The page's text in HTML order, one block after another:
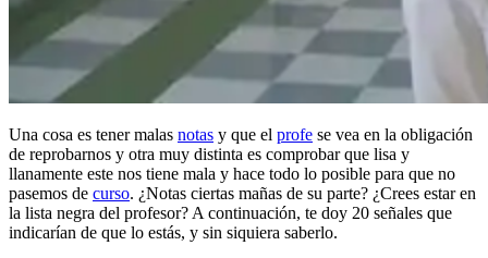
Una cosa es tener malas notas y que el profe se vea en la obligación
de reprobarnos y otra muy distinta es comprobar que lisa y
llanamente este nos tiene mala y hace todo lo posible para que no
pasemos de curso. ¿Notas ciertas mañas de su parte? ¿Crees estar en
la lista negra del profesor? A continuación, te doy 20 señales que
indicarían de que lo estás, y sin siquiera saberlo.